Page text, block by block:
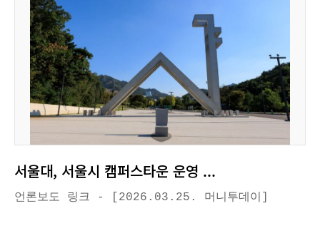
서울대, 서울시 캠퍼스타운 운영 ...
언론보도 링크 - [2026.03.25. 머니투데이]